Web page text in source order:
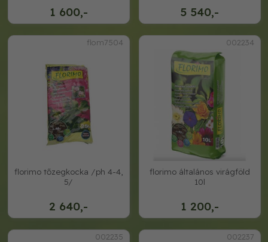
1 600,- 5 540,-
flom7504
2 640,-
florimo tőzegkocka /ph 4-4,
5/
002234
1 200,-
florimo általános virágföld
10l
002235 002237